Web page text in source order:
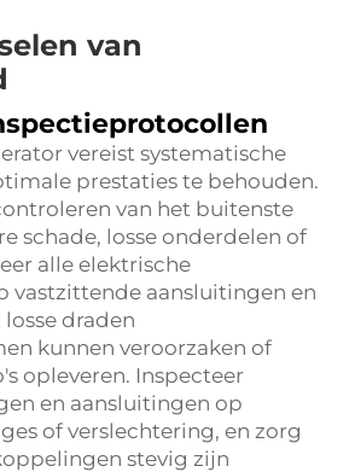
van
vereist systematische
prestaties te behouden.
van het buitenste
schade, losse onderdelen of
alle elektrische
vastzittende aansluitingen en
draden
kunnen veroorzaken of
opleveren. Inspecteer
en aansluitingen op
of verslechtering, en zorg
stevig zijn